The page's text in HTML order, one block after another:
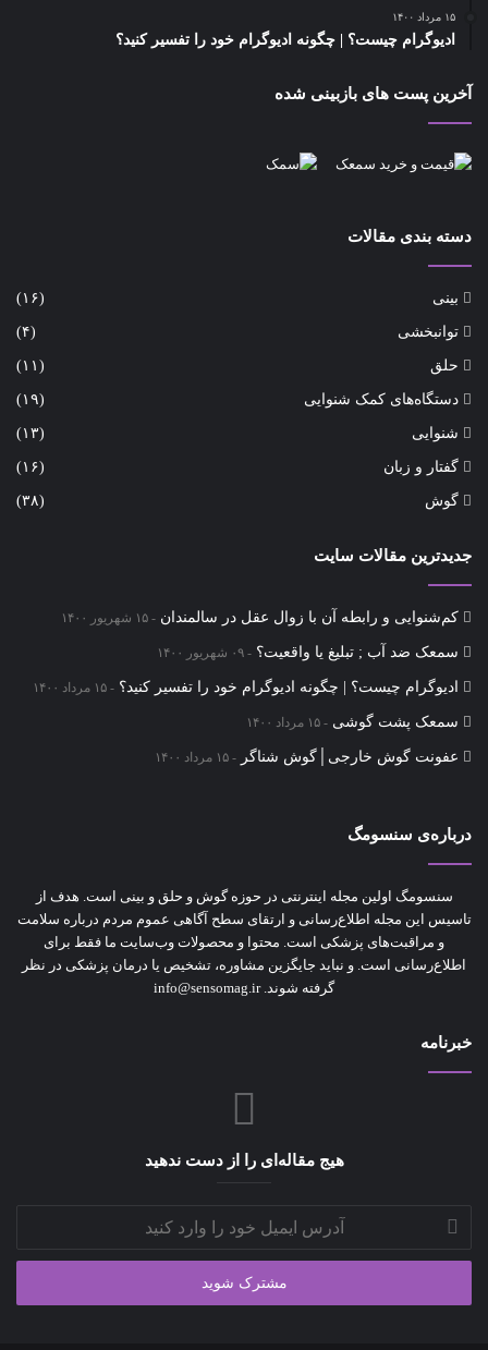
۱۵ مرداد ۱۴۰۰
ادیوگرام چیست؟ | چگونه ادیوگرام خود را تفسیر کنید؟
آخرین پست های بازبینی شده
دسته بندی مقالات
بینی (۱۶)
توانبخشی (۴)
حلق (۱۱)
دستگاه‌های کمک شنوایی (۱۹)
شنوایی (۱۳)
گفتار و زبان (۱۶)
گوش (۳۸)
جدیدترین مقالات سایت
کم‌شنوایی و رابطه آن با زوال عقل در سالمندان ۱۵ شهریور ۱۴۰۰
سمعک ضد آب ; تبلیغ یا واقعیت؟ ۰۹ شهریور ۱۴۰۰
ادیوگرام چیست؟ | چگونه ادیوگرام خود را تفسیر کنید؟ ۱۵ مرداد ۱۴۰۰
سمعک‌ پشت گوشی ۱۵ مرداد ۱۴۰۰
عفونت گوش خارجی│گوش شناگر ۱۵ مرداد ۱۴۰۰
درباره‌ی سنسومگ
سنسومگ اولین مجله اینترنتی در حوزه گوش و حلق و بینی است. هدف از
تاسیس این مجله اطلاع‌رسانی و ارتقای سطح آگاهی عموم مردم درباره سلامت
و مراقبت‌های پزشکی است. محتوا و محصولات وب‌سایت ما فقط برای
اطلاع‌رسانی است. و نباید جایگزین مشاوره‌، تشخیص یا درمان پزشکی در نظر
گرفته شوند. info@sensomag.ir
خبرنامه
هیج مقاله‌ای را از دست ندهید
آدرس
ایمیل
خود
وارد